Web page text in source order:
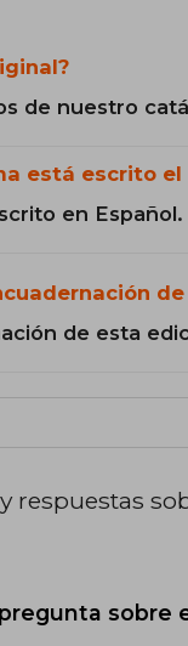
de nuestro
está escrito el
en Español.
de esta
respuestas
sobre